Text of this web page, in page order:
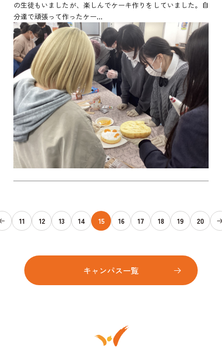
の生徒もいましたが、楽しんでケーキ作りをしていました。自
分達で頑張って作ったケー...
11 12 13 14 15 16 17 18 19 20
キャンパス一覧